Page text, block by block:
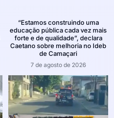
“Estamos construindo uma
educação pública cada vez mais
forte e de qualidade”, declara
Caetano sobre melhoria no Ideb
de Camaçari
7 de agosto de 2026